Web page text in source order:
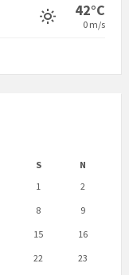
42°C
0 m/s
S
N
1
2
8
9
15
16
22
23